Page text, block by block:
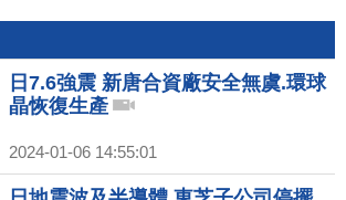
日7.6強震 新唐合資廠安全無虞.環球
晶恢復生產
2024-01-06 14:55:01